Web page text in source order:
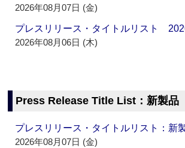
2026年08月07日 (金)
プレスリリース・タイトルリスト
2026年08月06日 (木)
Press Release Title List：新製品
プレスリリース・タイトルリスト：
2026年08月07日 (金)